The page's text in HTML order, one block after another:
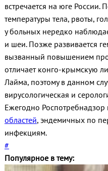
встречается на юге
температуры тела, рвоты,
у больных нередко
и шеи. Позже развивается
вызванный повышением
отличает конго-крымскую
Лайма, поэтому в данном
вирусологическая и
Ежегодно Роспотребнадзор
областей, эндемичных по
инфекциям.
#
Популярное в тему: